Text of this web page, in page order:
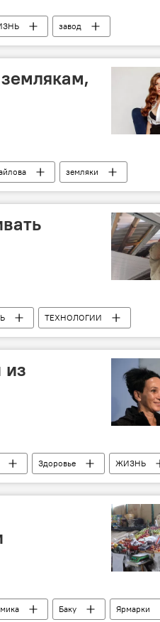
завод
земляки
ТЕХНОЛОГИИ
Подключение мошенничество
из
Здоровье
ЖИЗНЬ
Коронавирус
Баку
Ярмарки